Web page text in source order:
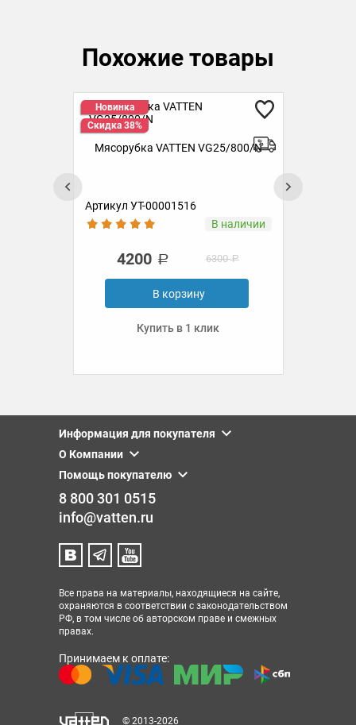
Похожие товары
Новинка
Скидка 38%
Мясорубка VATTEN VG25/800/N
Артикул УТ-00001516
В наличии
4200 6300
В корзину
Купить в 1 клик
Информация для покупателя
О Компании
Помощь покупателю
8 800 301 0515
info@vatten.ru
Все права на материалы, находящиеся на сайте,
охраняются в соответствии с законодательством
РФ, в том числе об авторском праве и смежных
правах.
Принимаем к оплате:
© 2013-2026